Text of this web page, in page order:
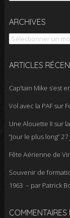
ARCHIVES
Archives
ARTICLES
Cap’tain Mike s’est
Vol avec la PAF sur
Une Alouette II sur
“Jour le plus long”27
Fête Aérienne de
Souvenir de
1963 – par Patrick
COMMENTAIRES